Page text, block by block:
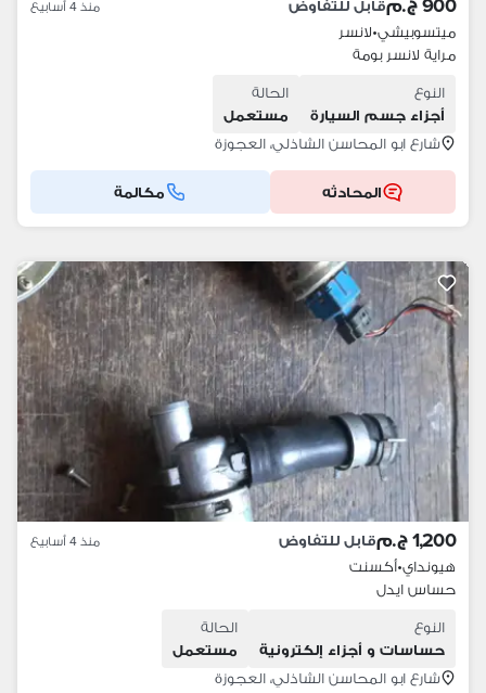
قابل للتفاوض منذ 4 أسابيع
ميتسوبيشي•لانسر
مراية لانسر بومة
النوع
أجزاء جسم السيارة
الحالة
مستعمل
شارع ابو المحاسن الشاذلي، العجوزة
المحادثه مكالمة
1,200 ج.م قابل للتفاوض منذ 4 أسابيع
هيونداي•أكسنت
حساس ايدل
النوع
حساسات و أجزاء إلكترونية
الحالة
مستعمل
شارع ابو المحاسن الشاذلي، العجوزة